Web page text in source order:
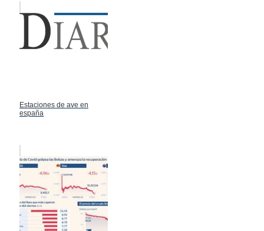
Estaciones de ave en
españa